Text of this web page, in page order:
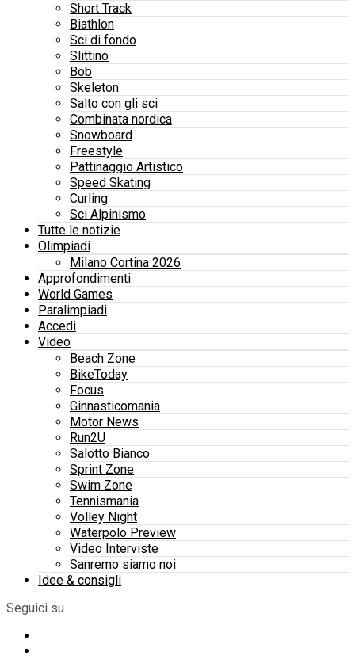
Short Track
Biathlon
Sci di fondo
Slittino
Bob
Skeleton
Salto con gli sci
Combinata nordica
Snowboard
Freestyle
Pattinaggio Artistico
Speed Skating
Curling
Sci Alpinismo
Tutte le notizie
Olimpiadi
Milano Cortina 2026
Approfondimenti
World Games
Paralimpiadi
Accedi
Video
Beach Zone
BikeToday
Focus
Ginnasticomania
Motor News
Run2U
Salotto Bianco
Sprint Zone
Swim Zone
Tennismania
Volley Night
Waterpolo Preview
Video Interviste
Sanremo siamo noi
Idee & consigli
Seguici su